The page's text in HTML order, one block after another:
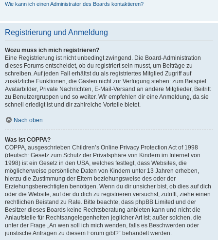
Wie kann ich einen Administrator des Boards kontaktieren?
Registrierung und Anmeldung
Wozu muss ich mich registrieren?
Eine Registrierung ist nicht unbedingt zwingend. Die Board-Administration
dieses Forums entscheidet, ob du registriert sein musst, um Beiträge zu
schreiben. Auf jeden Fall erhältst du als registriertes Mitglied Zugriff auf
zusätzliche Funktionen, die Gästen nicht zur Verfügung stehen: zum Beispiel
Avatarbilder, Private Nachrichten, E-Mail-Versand an andere Mitglieder, Beitritt
zu Benutzergruppen und so weiter. Wir empfehlen dir eine Anmeldung, da sie
schnell erledigt ist und dir zahlreiche Vorteile bietet.
Nach oben
Was ist COPPA?
COPPA, ausgeschrieben Children’s Online Privacy Protection Act of 1998
(deutsch: Gesetz zum Schutz der Privatsphäre von Kindern im Internet von
1998) ist ein Gesetz in den USA, welches festlegt, dass Websites, die
möglicherweise persönliche Daten von Kindern unter 13 Jahren erheben,
hierzu die Zustimmung der Eltern beziehungsweise des oder der
Erziehungsberechtigten benötigen. Wenn du dir unsicher bist, ob dies auf dich
oder die Website, auf der du dich zu registrieren versuchst, zutrifft, ziehe einen
rechtlichen Beistand zu Rate. Bitte beachte, dass phpBB Limited und der
Besitzer dieses Boards keine Rechtsberatung anbieten kann und nicht die
Anlaufstelle für Rechtsangelegenheiten jeglicher Art ist; außer solchen, die
unter der Frage „An wen soll ich mich wenden, falls es Beschwerden oder
juristische Anfragen zu diesem Forum gibt?“ behandelt werden.